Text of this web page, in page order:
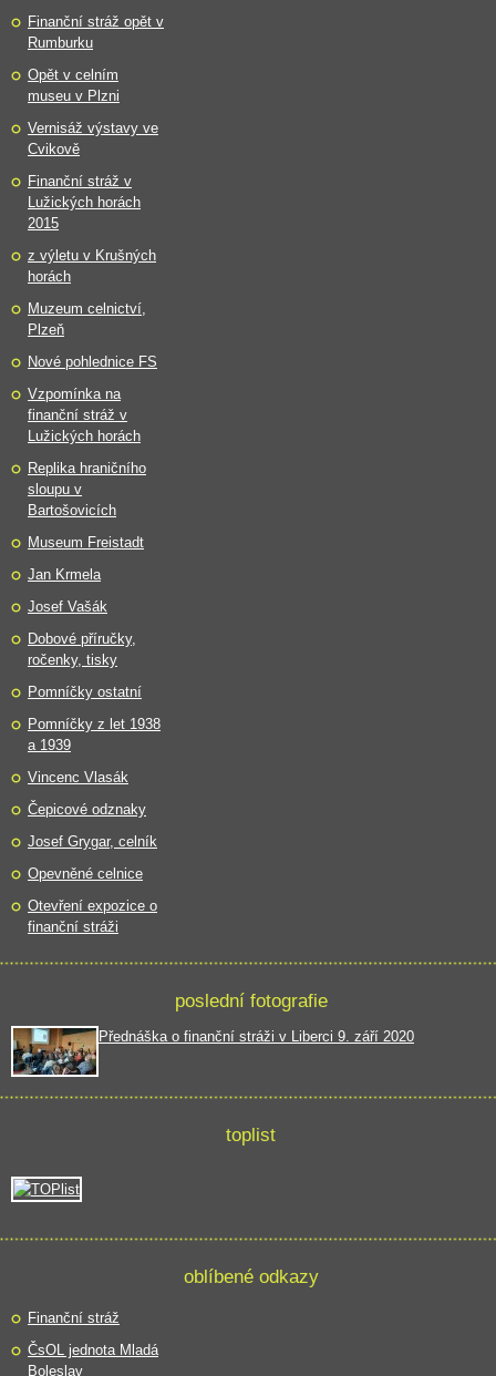
Finanční stráž opět v
Rumburku
Opět v celním
museu v Plzni
Vernisáž výstavy ve
Cvikově
Finanční stráž v
Lužických horách
2015
z výletu v Krušných
horách
Muzeum celnictví,
Plzeň
Nové pohlednice FS
Vzpomínka na
finanční stráž v
Lužických horách
Replika hraničního
sloupu v
Bartošovicích
Museum Freistadt
Jan Krmela
Josef Vašák
Dobové příručky,
ročenky, tisky
Pomníčky ostatní
Pomníčky z let 1938
a 1939
Vincenc Vlasák
Čepicové odznaky
Josef Grygar, celník
Opevněné celnice
Otevření expozice o
finanční stráži
poslední fotografie
Přednáška o finanční stráži v Liberci 9. září 2020
toplist
oblíbené odkazy
Finanční stráž
ČsOL jednota Mladá
Boleslav